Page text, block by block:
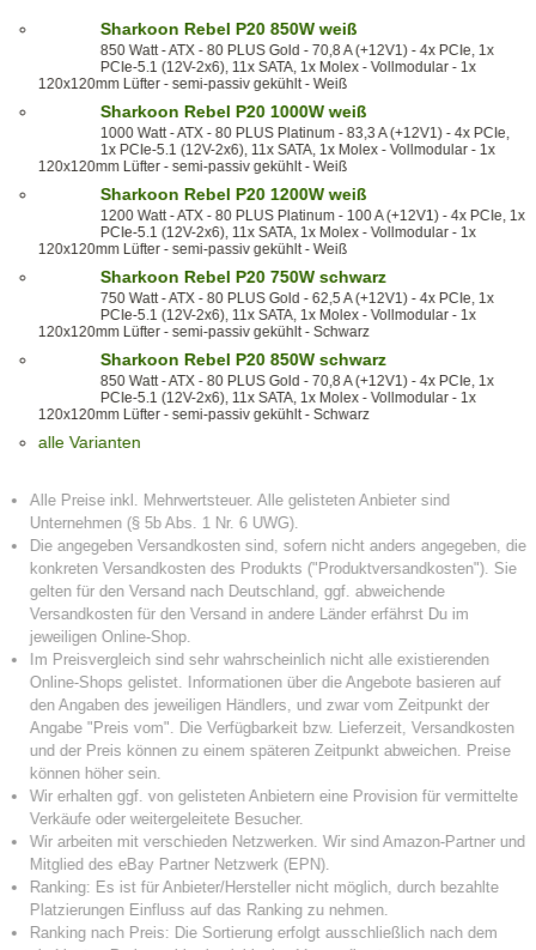
Sharkoon Rebel P20 850W weiß
850 Watt - ATX - 80 PLUS Gold - 70,8 A (+12V1) - 4x PCIe, 1x
PCIe-5.1 (12V-2x6), 11x SATA, 1x Molex - Vollmodular - 1x
120x120mm Lüfter - semi-passiv gekühlt - Weiß
Sharkoon Rebel P20 1000W weiß
1000 Watt - ATX - 80 PLUS Platinum - 83,3 A (+12V1) - 4x PCIe,
1x PCIe-5.1 (12V-2x6), 11x SATA, 1x Molex - Vollmodular - 1x
120x120mm Lüfter - semi-passiv gekühlt - Weiß
Sharkoon Rebel P20 1200W weiß
1200 Watt - ATX - 80 PLUS Platinum - 100 A (+12V1) - 4x PCIe, 1x
PCIe-5.1 (12V-2x6), 11x SATA, 1x Molex - Vollmodular - 1x
120x120mm Lüfter - semi-passiv gekühlt - Weiß
Sharkoon Rebel P20 750W schwarz
750 Watt - ATX - 80 PLUS Gold - 62,5 A (+12V1) - 4x PCIe, 1x
PCIe-5.1 (12V-2x6), 11x SATA, 1x Molex - Vollmodular - 1x
120x120mm Lüfter - semi-passiv gekühlt - Schwarz
Sharkoon Rebel P20 850W schwarz
850 Watt - ATX - 80 PLUS Gold - 70,8 A (+12V1) - 4x PCIe, 1x
PCIe-5.1 (12V-2x6), 11x SATA, 1x Molex - Vollmodular - 1x
120x120mm Lüfter - semi-passiv gekühlt - Schwarz
alle Varianten